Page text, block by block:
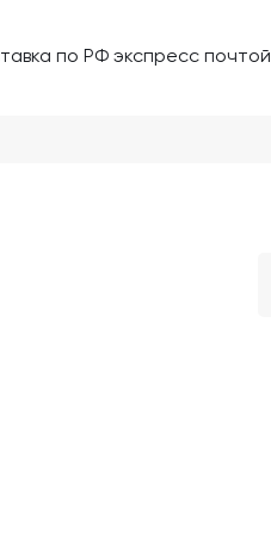
по РФ экспресс почтой